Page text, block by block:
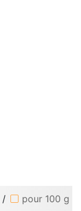
/ pour 100 g